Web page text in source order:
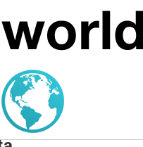
05.10.2025
na roladę makową
drożdżowego –
wilgotna i